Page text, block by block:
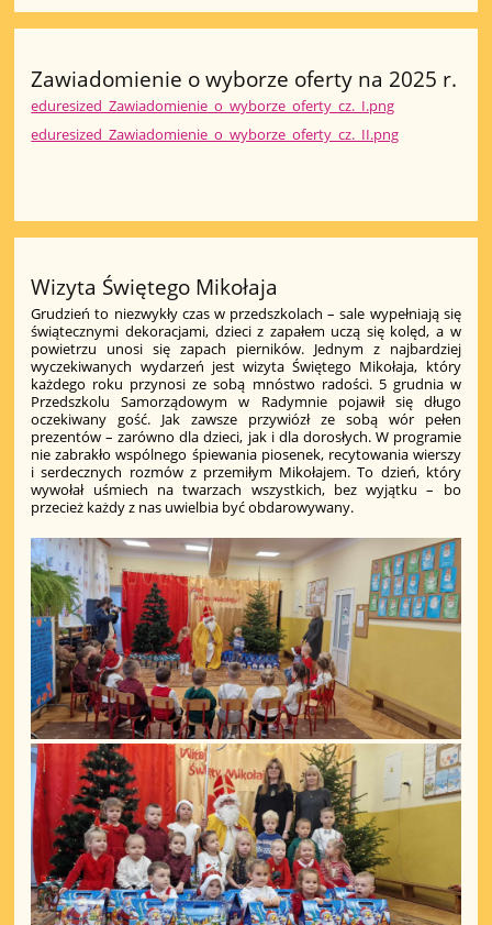
Zawiadomienie o wyborze oferty na 2025 r.
eduresized_Zawiadomienie_o_wyborze_oferty_cz._I.png
eduresized_Zawiadomienie_o_wyborze_oferty_cz._II.png
Wizyta Świętego Mikołaja
Grudzień to niezwykły czas w przedszkolach – sale wypełniają się
świątecznymi dekoracjami, dzieci z zapałem uczą się kolęd, a w
powietrzu unosi się zapach pierników. Jednym z najbardziej
wyczekiwanych wydarzeń jest wizyta Świętego Mikołaja, który
każdego roku przynosi ze sobą mnóstwo radości. 5 grudnia w
Przedszkolu Samorządowym w Radymnie pojawił się długo
oczekiwany gość. Jak zawsze przywiózł ze sobą wór pełen
prezentów – zarówno dla dzieci, jak i dla dorosłych. W programie
nie zabrakło wspólnego śpiewania piosenek, recytowania wierszy
i serdecznych rozmów z przemiłym Mikołajem. To dzień, który
wywołał uśmiech na twarzach wszystkich, bez wyjątku – bo
przecież każdy z nas uwielbia być obdarowywany.